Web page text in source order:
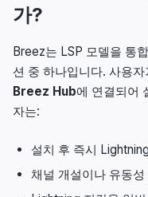
가?
Breez는 LSP 모델을 통
션 중 하나입니다. 사용
Breez Hub에 연결되어
자는:
설치 후 즉시
채널 개설이나 유동